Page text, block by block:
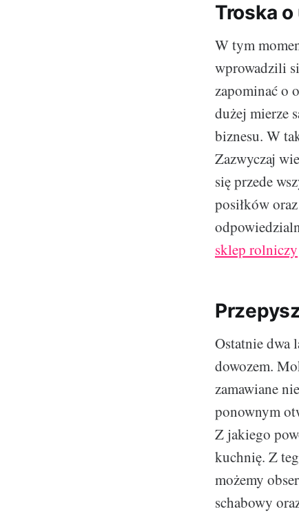
Troska
W tym
wprowadzili
zapominać o
dużej mierze
biznesu. W
Zazwyczaj
się przede
posiłków
sklep rolniczy
Ostatnie dwa
dowozem.
zamawiane
ponownym
Z jakiego
kuchnię. Z
możemy
schabowy